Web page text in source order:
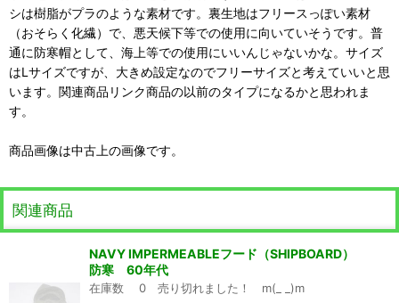
シは樹脂がプラのような素材です。裏生地はフリースっぽい素材
（おそらく化繊）で、悪天候下等での使用に向いていそうです。普
通に防寒帽として、海上等での使用にいいんじゃないかな。サイズ
はLサイズですが、大きめ設定なのでフリーサイズと考えていいと思
います。関連商品リンク商品の以前のタイプになるかと思われま
す。
商品画像は中古上の画像です。
関連商品
NAVY IMPERMEABLEフード（SHIPBOARD）
防寒 60年代
在庫数 0 売り切れました！ m(_ _)m